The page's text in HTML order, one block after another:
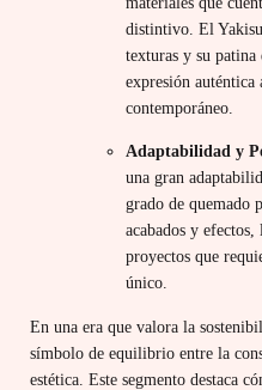
distintivo. El
texturas y su
expresión auténtica
contemporáneo.
Adaptabilidad y
una gran
grado de quemado
acabados y
proyectos que
único.
En una era que valora la
símbolo de equilibrio entre la
estética. Este segmento destaca